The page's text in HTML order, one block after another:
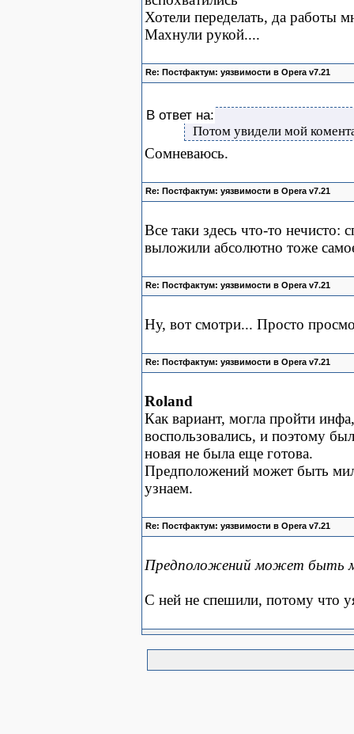
Хотели переделать, да работы
Махнули рукой....
Re: Постфактум: уязвимости в Opera v7.21
В ответ на:
Потом увидели мой
Сомневаюсь.
Re: Постфактум: уязвимости в Opera v7.21
Все таки здесь что-то
выложили абсолютно тоже
Re: Постфактум: уязвимости в Opera v7.21
Ну, вот смотри... Просто
Re: Постфактум: уязвимости в Opera v7.21
Roland
Как вариант, могла пройти
воспользовались, и поэтому
новая не была еще готова.
Предположений может быть
узнаем.
Re: Постфактум: уязвимости в Opera v7.21
Предположений может быть
С ней не спешили, потому что